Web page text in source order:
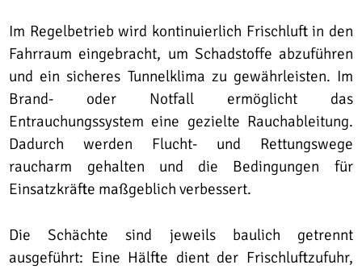
Im Regelbetrieb wird kontinuierlich Frischluft in den
Fahrraum eingebracht, um Schadstoffe abzuführen
und ein sicheres Tunnelklima zu gewährleisten. Im
Brand- oder Notfall ermöglicht das
Entrauchungssystem eine gezielte Rauchableitung.
Dadurch werden Flucht- und Rettungswege
raucharm gehalten und die Bedingungen für
Einsatzkräfte maßgeblich verbessert.
Die Schächte sind jeweils baulich getrennt
ausgeführt: Eine Hälfte dient der Frischluftzufuhr,